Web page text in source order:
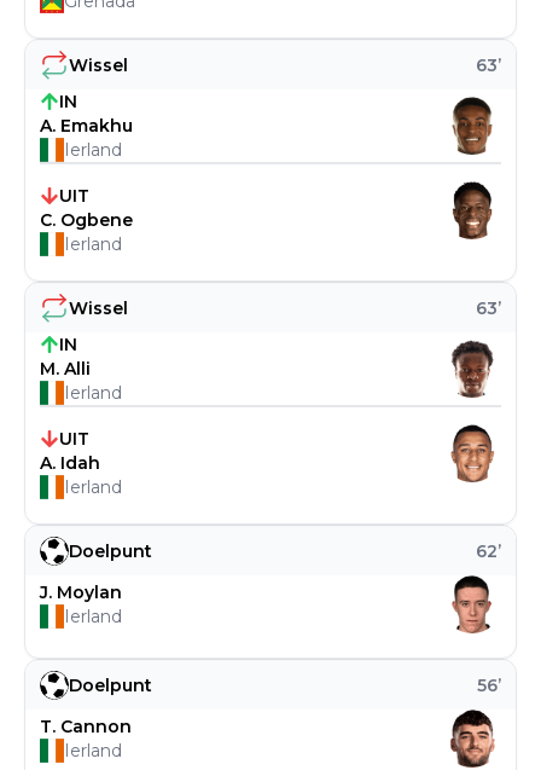
Doelpunt 56’
T. Cannon
Ierland
Doelpunt 62’
J. Moylan
Ierland
Wissel 63’
IN
M. Alli
Ierland
UIT
A. Idah
Ierland
Wissel 63’
IN
A. Emakhu
Ierland
UIT
C. Ogbene
Ierland